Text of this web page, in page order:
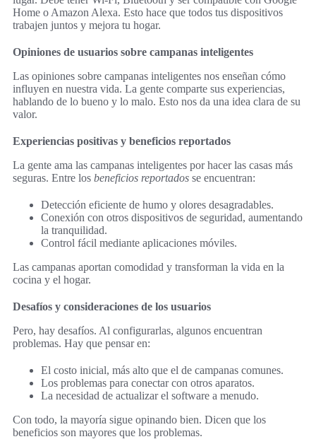
Home o Amazon Alexa. Esto hace que todos tus dispositivos
trabajen juntos y mejora tu hogar.
Opiniones de usuarios sobre campanas inteligentes
Las opiniones sobre campanas inteligentes nos enseñan cómo
influyen en nuestra vida. La gente comparte sus experiencias,
hablando de lo bueno y lo malo. Esto nos da una idea clara de su
valor.
Experiencias positivas y beneficios reportados
La gente ama las campanas inteligentes por hacer las casas más
seguras. Entre los beneficios reportados se encuentran:
Detección eficiente de humo y olores desagradables.
Conexión con otros dispositivos de seguridad, aumentando
la tranquilidad.
Control fácil mediante aplicaciones móviles.
Las campanas aportan comodidad y transforman la vida en la
cocina y el hogar.
Desafíos y consideraciones de los usuarios
Pero, hay desafíos. Al configurarlas, algunos encuentran
problemas. Hay que pensar en:
El costo inicial, más alto que el de campanas comunes.
Los problemas para conectar con otros aparatos.
La necesidad de actualizar el software a menudo.
Con todo, la mayoría sigue opinando bien. Dicen que los
beneficios son mayores que los problemas.